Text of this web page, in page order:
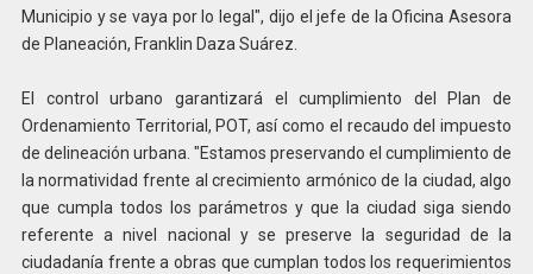
Municipio y se vaya por lo legal", dijo el jefe de la Oficina Asesora
de Planeación, Franklin Daza Suárez.
El control urbano garantizará el cumplimiento del Plan de
Ordenamiento Territorial, POT, así como el recaudo del impuesto
de delineación urbana. "Estamos preservando el cumplimiento de
la normatividad frente al crecimiento armónico de la ciudad, algo
que cumpla todos los parámetros y que la ciudad siga siendo
referente a nivel nacional y se preserve la seguridad de la
ciudadanía frente a obras que cumplan todos los requerimientos